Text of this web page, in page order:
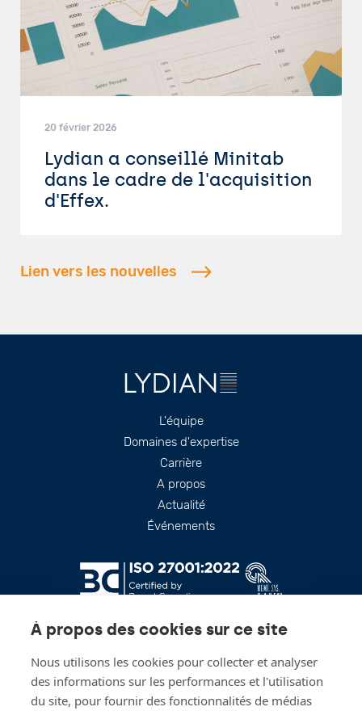
À propos des cookies sur ce site
Nous utilisons les cookies pour collecter et analyser
des informations sur les performances et l'utilisation
du site, pour fournir des fonctionnalités de médias
20 février 2026
Lydian a conseillé Minitab
dans le cadre de l'acquisition
d'Effex.
Lien vers les nouvelles
L'équipe
Domaines d'expertise
Carrière
A propos
Actualité
Événements